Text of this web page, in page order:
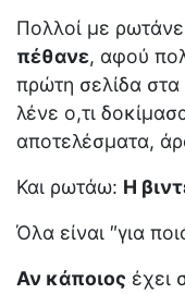
Πολλοί με ρωτάνε
πέθανε, αφού
πρώτη σελίδα
λένε ο,τι
αποτελέσματα,
Και ρωτάω: Η
Όλα είναι ″για
Αν κάποιος έχει